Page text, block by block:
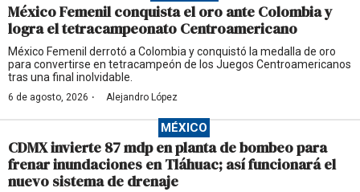
México Femenil conquista el oro ante Colombia y
logra el tetracampeonato Centroamericano
México Femenil derrotó a Colombia y conquistó la medalla de oro
para convertirse en tetracampeón de los Juegos Centroamericanos
tras una final inolvidable.
6 de agosto, 2026 · Alejandro López
MÉXICO
CDMX invierte 87 mdp en planta de bombeo para
frenar inundaciones en Tláhuac; así funcionará el
nuevo sistema de drenaje